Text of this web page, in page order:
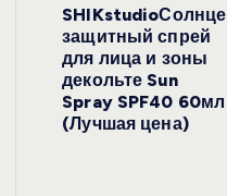
SHIKstudioСолнце
защитный спрей
для лица и зоны
декольте Sun
Spray SPF40 60мл
(Лучшая цена)